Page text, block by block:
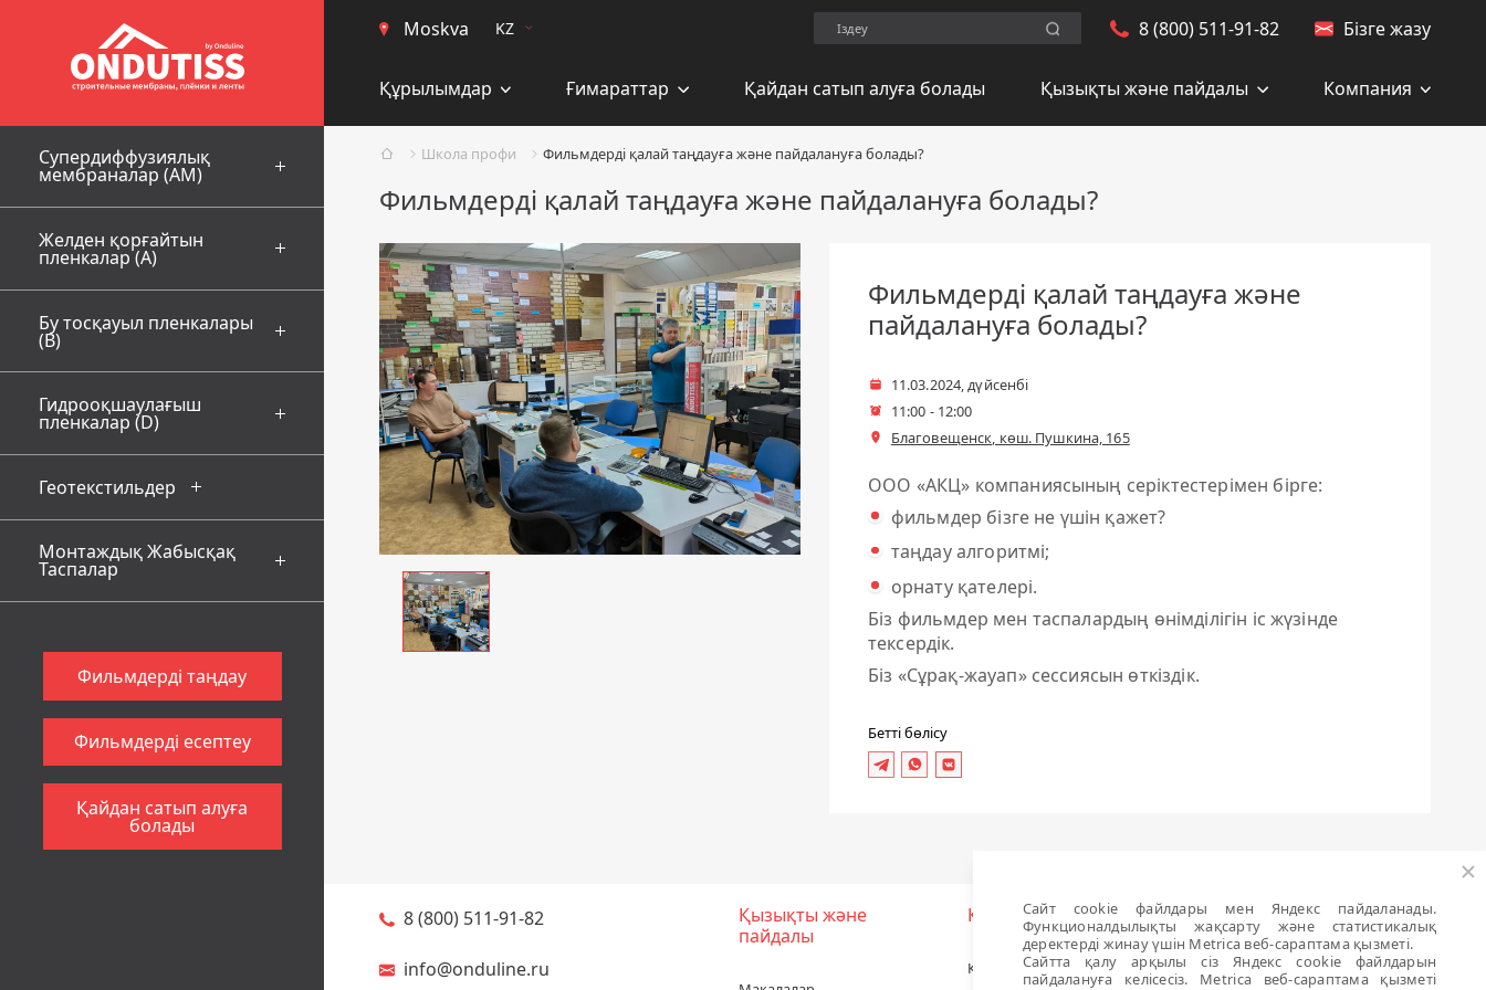
Moskva KZ Поиск.
Искать. Заказать обратный звонок
8 (800) 511-91-82 Бізге жазу
Құрылымдар Ғимараттар Қайдан сатып алуға болады Қызықты және пайдалы Компания
Супердиффузиялық
мембраналар (AM)
Желден қорғайтын
пленкалар (А)
Бу тосқауыл пленкалары
(В)
Гидрооқшаулағыш
пленкалар (D)
Геотекстильдер
Монтаждық Жабысқақ
Таспалар
Фильмдерді таңдау
Фильмдерді есептеу
Қайдан сатып алуға
болады
Школа профи Фильмдерді қалай таңдауға және пайдалануға болады?
Фильмдерді қалай таңдауға және пайдалануға болады?
Фильмдерді қалай таңдауға және
пайдалануға болады?
Күні11.03.2024, дүйсенбі
Басталу уақыты
11:00 - 12:00
Басталу уақыты
Благовещенск, көш. Пушкина, 165
ООО «АКЦ» компаниясының серіктестерімен бірге:
фильмдер бізге не үшін қажет?
таңдау алгоритмі;
орнату қателері.
Біз фильмдер мен таспалардың өнімділігін іс жүзінде
тексердік.
Біз «Сұрақ-жауап» сессиясын өткіздік.
Бетті бөлісу
8 (800) 511-91-82
info@onduline.ru
Қызықты және
пайдалы
Компания
Компания туралы
Бұлт Onduline.Life
Компанияның жеке деректерге
Сайт cookie файлдары мен Яндекс пайдаланады.
Функционалдылықты жақсарту және статистикалық
деректерді жинау үшін Metrica веб-сараптама қызметі.
Сайтта қалу арқылы сіз Яндекс cookie файлдарын
пайдалануға келісесіз. Metrica веб-сараптама қызметі